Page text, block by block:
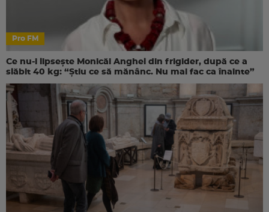
Pro FM
Ce nu-i lipsește Monicăi Anghel din frigider, după ce a
slăbit 40 kg: “Știu ce să mănânc. Nu mai fac ca înainte”